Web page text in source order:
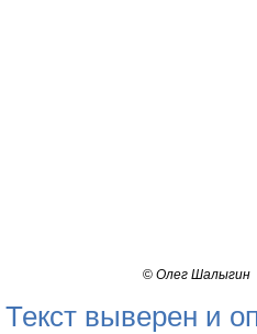
© Олег Шалыгин
Текст выверен и